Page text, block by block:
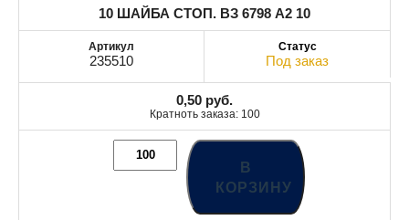
10 ШАЙБА СТОП. ВЗ 6798 A2 10
235510 Под заказ
0,50 руб.
Кратноть заказа: 100
В
КОРЗИНУ